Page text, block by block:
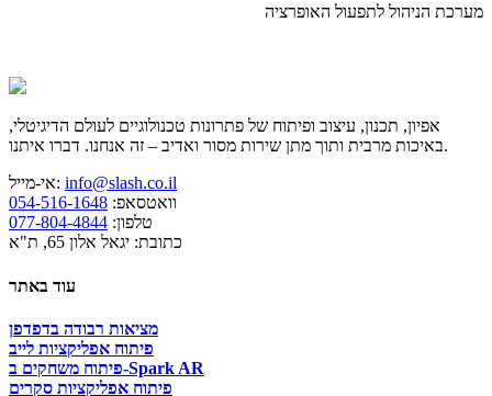
מערכת הניהול לתפעול האופרציה
אפיון, תכנון, עיצוב ופיתוח של פתרונות טכנולוגיים לעולם הדיגיטלי,
באיכות מרבית ותוך מתן שירות מסור ואדיב – זה אנחנו. דברו איתנו.
אי-מייל: info@slash.co.il
וואטסאפ: 054-516-1648
טלפון: 077-804-4844
כתובת: יגאל אלון 65, ת"א
עוד באתר
מציאות רבודה בדפדפן
פיתוח אפליקציות לייב
פיתוח משחקים ב-Spark AR
פיתוח אפליקציות סקרים